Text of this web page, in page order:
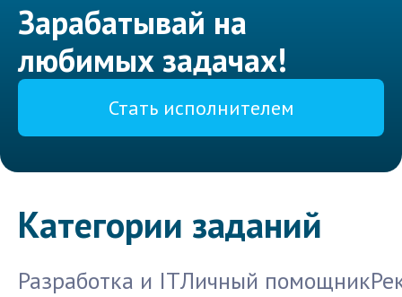
Зарабатывай на
любимых задачах!
Стать исполнителем
Категории заданий
Разработка и ITЛичный помощник